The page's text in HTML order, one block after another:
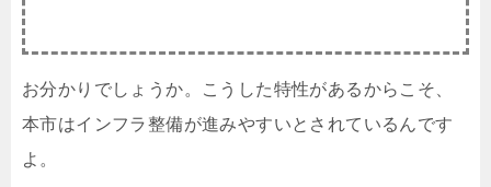
お分かりでしょうか。こうした特性があるからこそ、
本市はインフラ整備が進みやすいとされているんです
よ。